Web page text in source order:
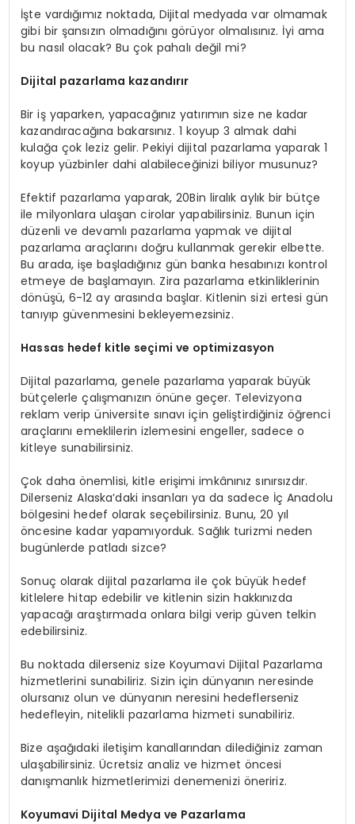
İşte vardığımız noktada, Dijital medyada var olmamak
gibi bir şansızın olmadığını görüyor olmalısınız. İyi ama
bu nasıl olacak? Bu çok pahalı değil mi?
Dijital pazarlama kazandırır
Bir iş yaparken, yapacağınız yatırımın size ne kadar
kazandıracağına bakarsınız. 1 koyup 3 almak dahi
kulağa çok leziz gelir. Pekiyi dijital pazarlama yaparak 1
koyup yüzbinler dahi alabileceğinizi biliyor musunuz?
Efektif pazarlama yaparak, 20Bin liralık aylık bir bütçe
ile milyonlara ulaşan cirolar yapabilirsiniz. Bunun için
düzenli ve devamlı pazarlama yapmak ve dijital
pazarlama araçlarını doğru kullanmak gerekir elbette.
Bu arada, işe başladığınız gün banka hesabınızı kontrol
etmeye de başlamayın. Zira pazarlama etkinliklerinin
dönüşü, 6-12 ay arasında başlar. Kitlenin sizi ertesi gün
tanıyıp güvenmesini bekleyemezsiniz.
Hassas hedef kitle seçimi ve optimizasyon
Dijital pazarlama, genele pazarlama yaparak büyük
bütçelerle çalışmanızın önüne geçer. Televizyona
reklam verip üniversite sınavı için geliştirdiğiniz öğrenci
araçlarını emeklilerin izlemesini engeller, sadece o
kitleye sunabilirsiniz.
Çok daha önemlisi, kitle erişimi imkânınız sınırsızdır.
Dilerseniz Alaska’daki insanları ya da sadece İç Anadolu
bölgesini hedef olarak seçebilirsiniz. Bunu, 20 yıl
öncesine kadar yapamıyorduk. Sağlık turizmi neden
bugünlerde patladı sizce?
Sonuç olarak dijital pazarlama ile çok büyük hedef
kitlelere hitap edebilir ve kitlenin sizin hakkınızda
yapacağı araştırmada onlara bilgi verip güven telkin
edebilirsiniz.
Bu noktada dilerseniz size Koyumavi Dijital Pazarlama
hizmetlerini sunabiliriz. Sizin için dünyanın neresinde
olursanız olun ve dünyanın neresini hedeflerseniz
hedefleyin, nitelikli pazarlama hizmeti sunabiliriz.
Bize aşağıdaki iletişim kanallarından dilediğiniz zaman
ulaşabilirsiniz. Ücretsiz analiz ve hizmet öncesi
danışmanlık hizmetlerimizi denemenizi öneririz.
Koyumavi Dijital Medya ve Pazarlama